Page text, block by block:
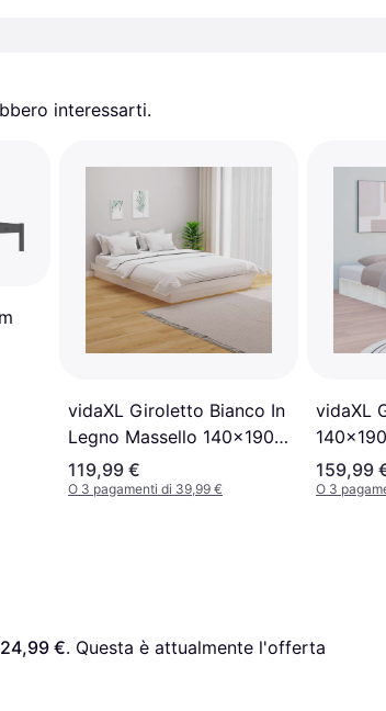
interessarti.
vidaXL Giroletto Bianco In
Legno Massello 140x190
cm
119,99 €
O 3 pagamenti di 39,99 €
vidaXL
159,99
O 3
€. Questa è attualmente l'offerta